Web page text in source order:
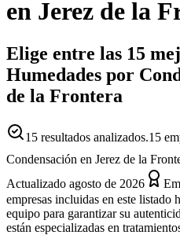
en Jerez de la
Elige entre las 15
Humedades por
de la Frontera
15 resultados analizados.15
Condensación en Jerez de la
Actualizado agosto de 2026
empresas incluidas en este listado
equipo para garantizar su
están especializadas en